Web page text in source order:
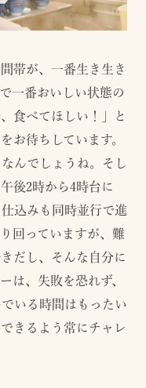
帯が、一番生き生き
一番おいしい状態の
食べてほしい！」と
お待ちしています。
んでしょうね。そし
後2時から4時台に
込みも同時並行で進
回っていますが、難
だし、そんな自分に
は、失敗を恐れず、
いる時間はもったい
きるよう常にチャレ